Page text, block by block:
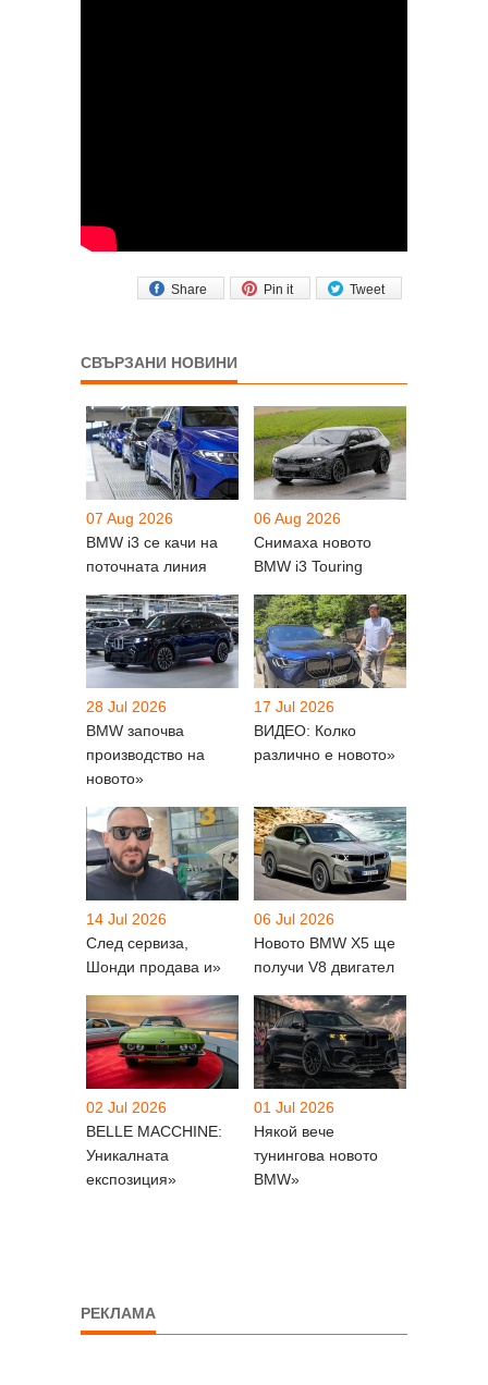
Tweet
Pin it
Share
СВЪРЗАНИ НОВИНИ
07 Aug 2026
BMW i3 се качи на
поточната линия
06 Aug 2026
Снимаха новото
BMW i3 Touring
28 Jul 2026
BMW започва
производство на
новото»
17 Jul 2026
ВИДЕО: Колко
различно е новото»
14 Jul 2026
След сервиза,
Шонди продава и»
06 Jul 2026
Новото BMW X5 ще
получи V8 двигател
02 Jul 2026
BELLE MACCHINE:
Уникалната
експозиция»
01 Jul 2026
Някой вече
тунингова новото
BMW»
РЕКЛАМА